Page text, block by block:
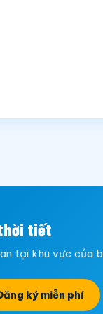
tiết
tại khu vực của
ký miễn phí